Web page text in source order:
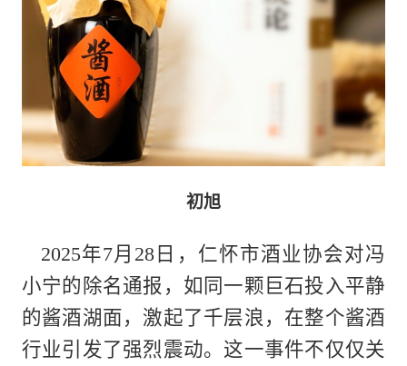
初旭
2025年7月28日，仁怀市酒业协会对冯
小宁的除名通报，如同一颗巨石投入平静
的酱酒湖面，激起了千层浪，在整个酱酒
行业引发了强烈震动。这一事件不仅仅关